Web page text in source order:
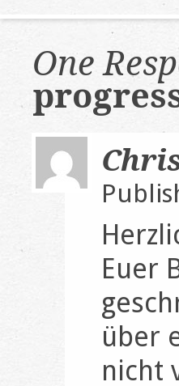
One
Euer
über
nicht